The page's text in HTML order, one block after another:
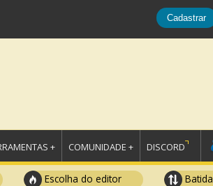
Cadastrar
+ COMUNIDADE + DISCORD
Escolha do editor Batida